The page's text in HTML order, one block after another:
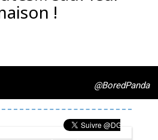
!
@BoredPanda